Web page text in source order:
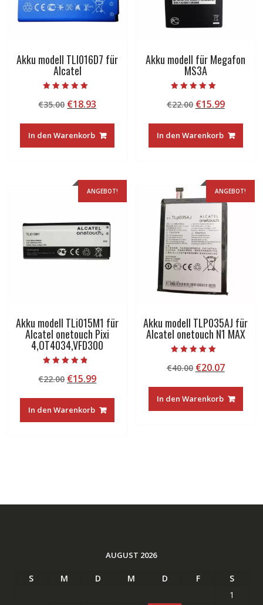
Akku modell TLI016D7 für
Alcatel
5.00
von 5
€35.00 Ursprünglicher
war:
€35.00
€18.93
ist:
€18.93.
In den Warenkorb
Akku modell für Megafon
MS3A
5.00
von 5
€22.00 Ursprünglicher
war:
€22.00
€15.99
ist:
€15.99.
In den Warenkorb
ANGEBOT!
Akku modell TLi015M1 für
Alcatel onetouch Pixi
4,OT4034,VFD300
4.50
von 5
€22.00 Ursprünglicher
war:
€22.00
€15.99Aktueller
ist:
€15.99.
In den Warenkorb
ANGEBOT!
Akku modell TLP035AJ für
Alcatel onetouch N1 MAX
5.00
von 5
€40.00 Ursprünglicher
war:
€40.00
€20.07
ist:
€20.07.
In den Warenkorb
AUGUST 2026
S M D M D F
S
1